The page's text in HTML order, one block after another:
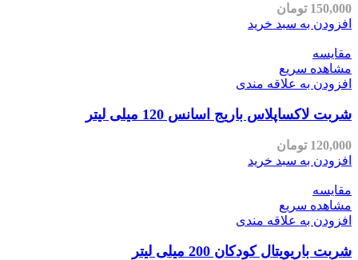
150,000 تومان
افزودن به سبد خرید
مقایسه
مشاهده سریع
افزودن به علاقه مندی
شربت لاکساپلاس باریج اسانس 120 میلی لیتر
120,000 تومان
افزودن به سبد خرید
مقایسه
مشاهده سریع
افزودن به علاقه مندی
شربت باریویتال کودکان 200 میلی لیتر